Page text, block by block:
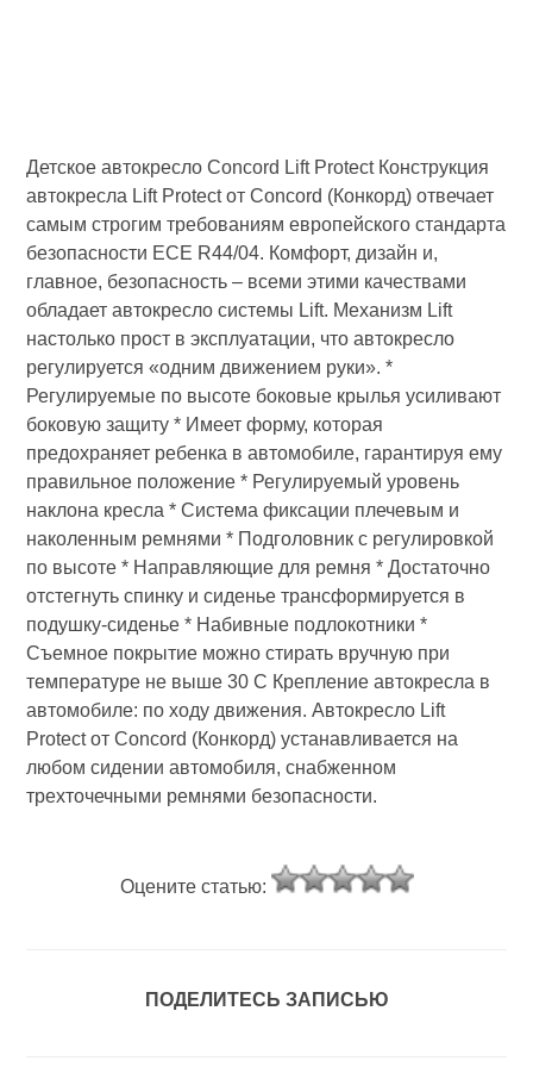
Детское автокресло Concord Lift Protect Конструкция
автокресла Lift Protect от Concord (Конкорд) отвечает
самым строгим требованиям европейского стандарта
безопасности ECE R44/04. Комфорт, дизайн и,
главное, безопасность – всеми этими качествами
обладает автокресло системы Lift. Механизм Lift
настолько прост в эксплуатации, что автокресло
регулируется «одним движением руки». *
Регулируемые по высоте боковые крылья усиливают
боковую защиту * Имеет форму, которая
предохраняет ребенка в автомобиле, гарантируя ему
правильное положение * Регулируемый уровень
наклона кресла * Система фиксации плечевым и
наколенным ремнями * Подголовник с регулировкой
по высоте * Направляющие для ремня * Достаточно
отстегнуть спинку и сиденье трансформируется в
подушку-сиденье * Набивные подлокотники *
Съемное покрытие можно стирать вручную при
температуре не выше 30 С Крепление автокресла в
автомобиле: по ходу движения. Автокресло Lift
Protect от Concord (Конкорд) устанавливается на
любом сидении автомобиля, снабженном
трехточечными ремнями безопасности.
Оцените статью:
ПОДЕЛИТЕСЬ ЗАПИСЬЮ